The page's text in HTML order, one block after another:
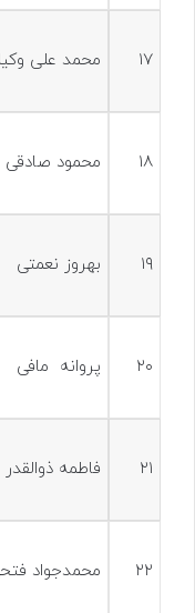
۱۷ محمد علی
۱۸ محمود صادقی
۱۹ بهروز نعمتی
۲۰ پروانه مافی
۲۱ فاطمه ذوالقدر
۲۲ محمدجواد